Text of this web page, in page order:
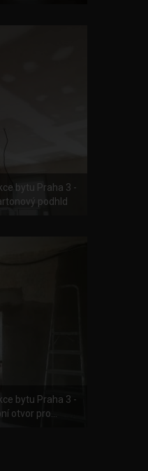
bytu Praha 3 -
podhld
bytu Praha 3 -
otvor pro...